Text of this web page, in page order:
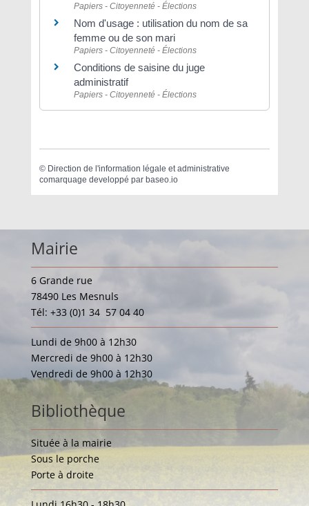
Papiers - Citoyenneté - Élections
Nom d'usage : utilisation du nom de sa
femme ou de son mari
Papiers - Citoyenneté - Élections
Conditions de saisine du juge
administratif
Papiers - Citoyenneté - Élections
© Direction de l'information légale et administrative
comarquage developpé par baseo.io
Mairie
6 Grande rue
78490 Les Mesnuls
Tél: +33 (0)1 34 57 04 40
Lundi de 9h00 à 12h30
Mercredi de 9h00 à 12h30
Vendredi de 9h00 à 12h30
Bibliothèque
Située à la mairie
Sous le porche
Porte à droite